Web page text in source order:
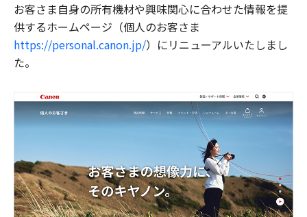
お客さま自身の所有機材や興味関心に合わせた情報を提
供するホームページ（個人のお客さま
https://personal.canon.jp/）にリニューアルいたしまし
た。